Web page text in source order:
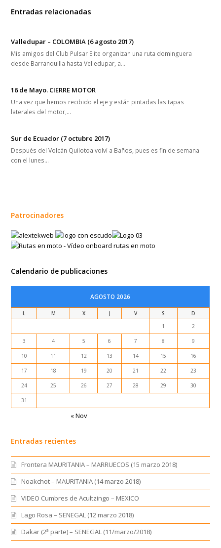
Entradas relacionadas
Valledupar – COLOMBIA (6 agosto 2017)
Mis amigos del Club Pulsar Elite organizan una ruta dominguera
desde Barranquilla hasta Velledupar, a…
16 de Mayo. CIERRE MOTOR
Una vez que hemos recibido el eje y están pintadas las tapas
laterales del motor,…
Sur de Ecuador (7 octubre 2017)
Después del Volcán Quilotoa volví a Baños, pues es fin de semana
con el lunes…
Patrocinadores
Calendario de publicaciones
AGOSTO 2026
L M X J V S
D
1
2
3 4 5 6 7 8 9
10 11 12 13 14 15 16
17 18 19 20 21 22 23
24 25 26 27 28 29 30
31
« Nov
Entradas recientes
Frontera MAURITANIA – MARRUECOS (15 marzo 2018)
Noakchot – MAURITANIA (14 marzo 2018)
VIDEO Cumbres de Acultzingo – MEXICO
Lago Rosa – SENEGAL (12 marzo 2018)
Dakar (2ª parte) – SENEGAL (11/marzo/2018)